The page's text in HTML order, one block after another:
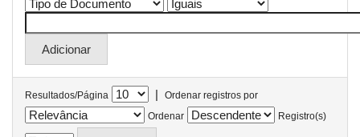
Resultados/Página |
Ordenar registros por
Ordenar
Registro(s)